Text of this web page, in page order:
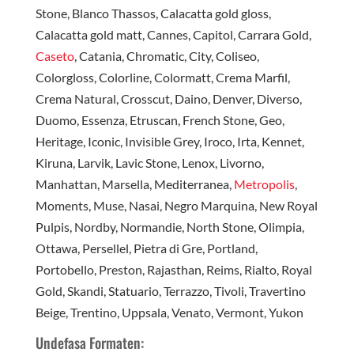
Stone, Blanco Thassos, Calacatta gold gloss,
Calacatta gold matt, Cannes, Capitol, Carrara Gold,
Caseto, Catania, Chromatic, City, Coliseo,
Colorgloss, Colorline, Colormatt, Crema Marfil,
Crema Natural, Crosscut, Daino, Denver, Diverso,
Duomo, Essenza, Etruscan, French Stone, Geo,
Heritage, Iconic, Invisible Grey, Iroco, Irta, Kennet,
Kiruna, Larvik, Lavic Stone, Lenox, Livorno,
Manhattan, Marsella, Mediterranea, Metropolis,
Moments, Muse, Nasai, Negro Marquina, New Royal
Pulpis, Nordby, Normandie, North Stone, Olimpia,
Ottawa, Persellel, Pietra di Gre, Portland,
Portobello, Preston, Rajasthan, Reims, Rialto, Royal
Gold, Skandi, Statuario, Terrazzo, Tivoli, Travertino
Beige, Trentino, Uppsala, Venato, Vermont, Yukon
Undefasa Formaten: